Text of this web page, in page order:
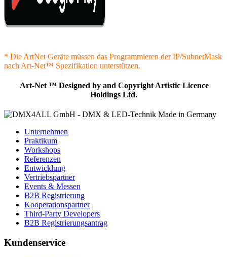
* Die ArtNet Geräte müssen das Programmieren der IP/SubnetMask
nach Art-Net™ Spezifikation unterstützen.
Art-Net ™ Designed by and Copyright Artistic Licence
Holdings Ltd.
Unternehmen
Praktikum
Workshops
Referenzen
Entwicklung
Vertriebspartner
Events & Messen
B2B Registrierung
Kooperationspartner
Third-Party Developers
B2B Registrierungsantrag
Kundenservice